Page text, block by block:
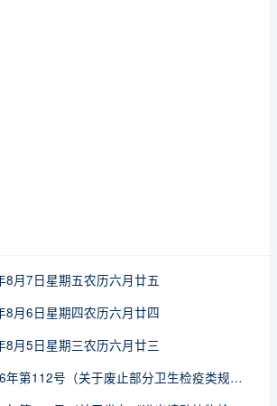
月7日星期五农历六月廿五
8月6日星期四农历六月廿四
月5日星期三农历六月廿三
海关总署公告2026年第112号（关于废止部分卫生检疫类规范性文件的公告）